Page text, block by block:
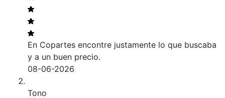
En Copartes encontre justamente lo que buscaba
y a un buen precio.
08-06-2026
Tono